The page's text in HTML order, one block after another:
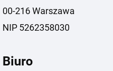
00-216 Warszawa
NIP 5262358030
Biuro